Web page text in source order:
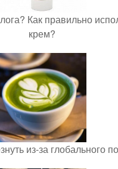
Как правильно
крем?
из-за глобального